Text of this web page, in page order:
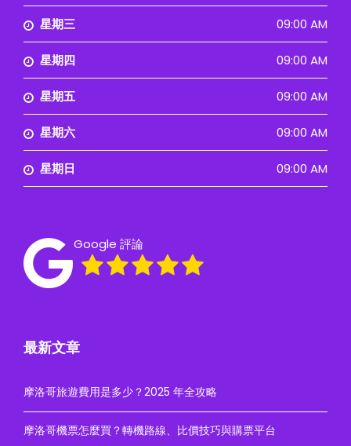
星期三 09:00 AM
星期四 09:00 AM
星期五 09:00 AM
星期六 09:00 AM
星期日 09:00 AM
Google 評論
最新文章
摩洛哥旅遊費用是多少？2025 年全攻略
摩洛哥機票怎麼買？轉機路線、比價技巧與購票平台